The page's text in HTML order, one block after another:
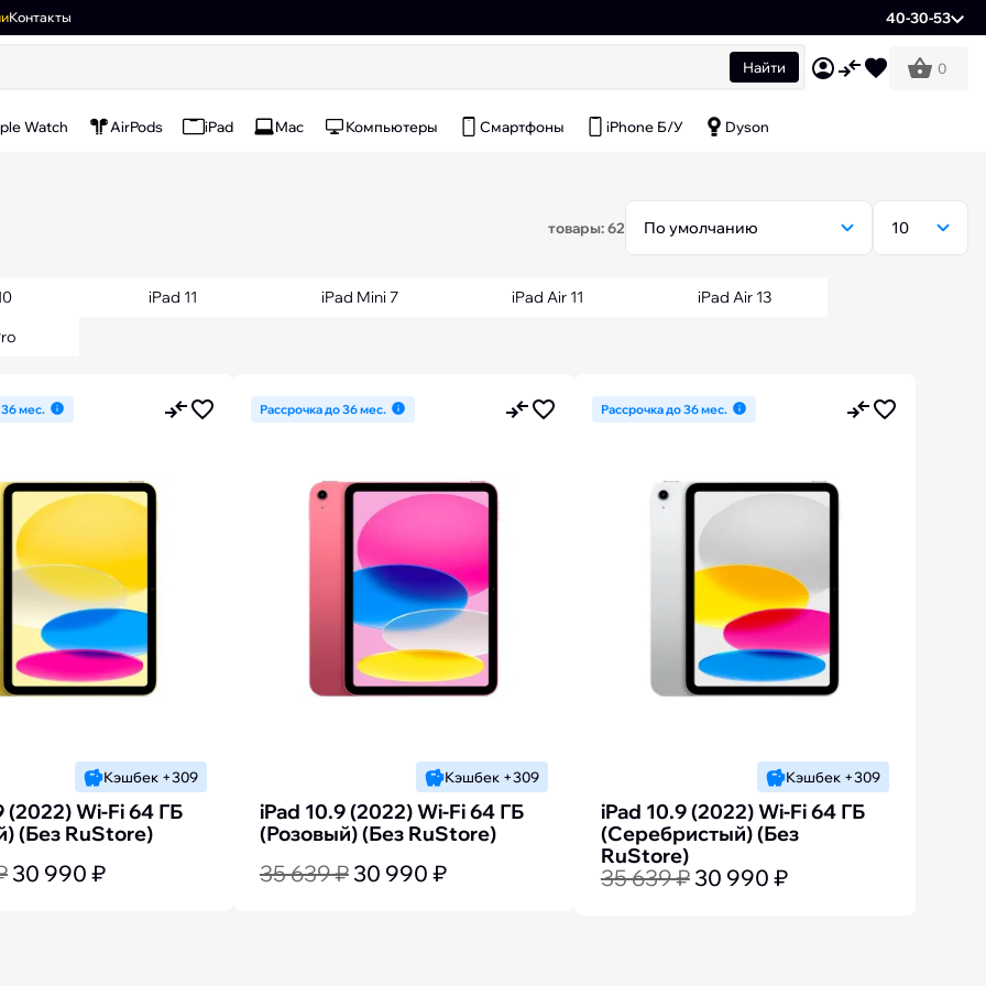
Контакты 40-30-53
Найти 0
Watch AirPods iPad Mac Компьютеры Смартфоны iPhone Б/У Dyson
товары: 62
iPad 11 iPad Mini 7 iPad Air 11
iPad Air 13
мес.
Кэшбек +309
(2022) Wi-Fi 64 ГБ
(Без RuStore)
30 990 ₽
Рассрочка до 36 мес.
Кэшбек +309
iPad 10.9 (2022) Wi-Fi 64 ГБ
(Розовый) (Без RuStore)
35 639 ₽ 30 990 ₽
Рассрочка до 36 мес.
Кэшбек +309
iPad 10.9 (2022) Wi-Fi 64 ГБ
(Серебристый) (Без
RuStore)
35 639 ₽ 30 990 ₽